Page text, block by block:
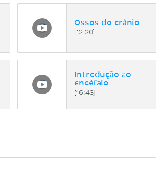
Ossos do crânio
[12:20]
Introdução ao
encéfalo
[16:43]